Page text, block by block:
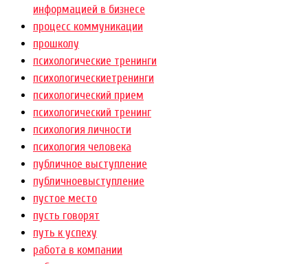
информацией в бизнесе
процесс коммуникации
прошколу
психологические тренинги
психологическиетренинги
психологический прием
психологический тренинг
психология личности
психология человека
публичное выступление
публичноевыступление
пустое место
пусть говорят
путь к успеху
работа в компании